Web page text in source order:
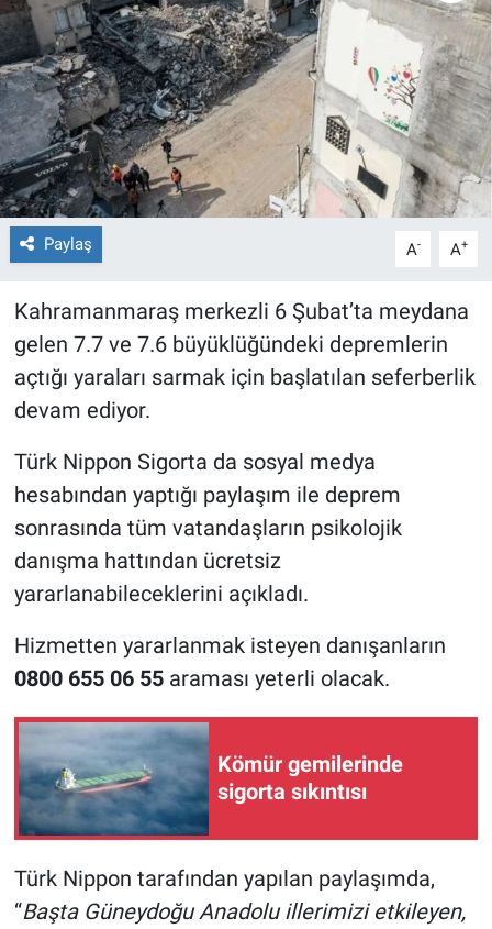
Paylaş A- A+
Kahramanmaraş merkezli 6 Şubat’ta meydana
gelen 7.7 ve 7.6 büyüklüğündeki depremlerin
açtığı yaraları sarmak için başlatılan seferberlik
devam ediyor.
Türk Nippon Sigorta da sosyal medya
hesabından yaptığı paylaşım ile deprem
sonrasında tüm vatandaşların psikolojik
danışma hattından ücretsiz
yararlanabileceklerini açıkladı.
Hizmetten yararlanmak isteyen danışanların
0800 655 06 55araması yeterli olacak.
Kömür gemilerinde
sigorta sıkıntısı
Türk Nippon tarafından yapılan paylaşımda,
“Başta Güneydoğu Anadolu illerimizi etkileyen,